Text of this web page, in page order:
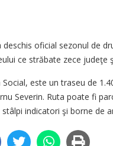
oficial sezonul de
ce străbate zece judeţe
este un traseu de
Severin. Ruta poate fi
indicatori şi borne de